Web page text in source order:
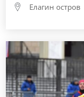
Елагин остров